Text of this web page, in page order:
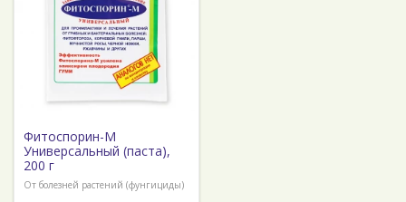
Фитоспорин-М
Универсальный (паста),
200 г
От болезней растений (фунгициды)